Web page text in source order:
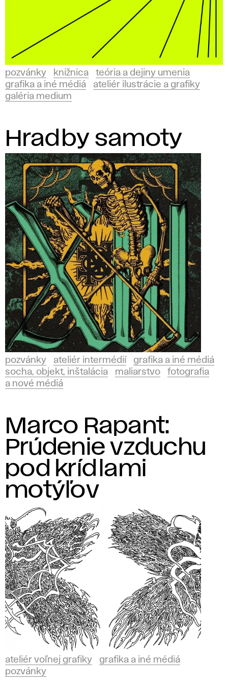
pozvánky knižnica
teória a dejiny umenia
grafika a iné médiá
ateliér ilustrácie a grafiky
galéria medium
Hradby samoty
pozvánky ateliér intermédií
grafika a iné médiá
socha, objekt, inštalácia
maliarstvo
fotografia
a nové médiá
Marco Rapant:
Prúdenie vzduchu
pod krídlami
motýľov
ateliér voľnej grafiky
grafika a iné médiá
pozvánky